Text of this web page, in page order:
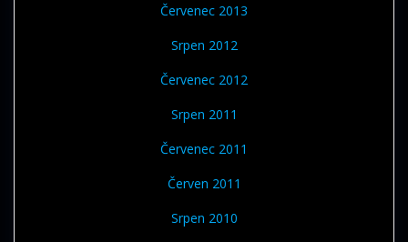
Červenec 2013
Srpen 2012
Červenec 2012
Srpen 2011
Červenec 2011
Červen 2011
Srpen 2010